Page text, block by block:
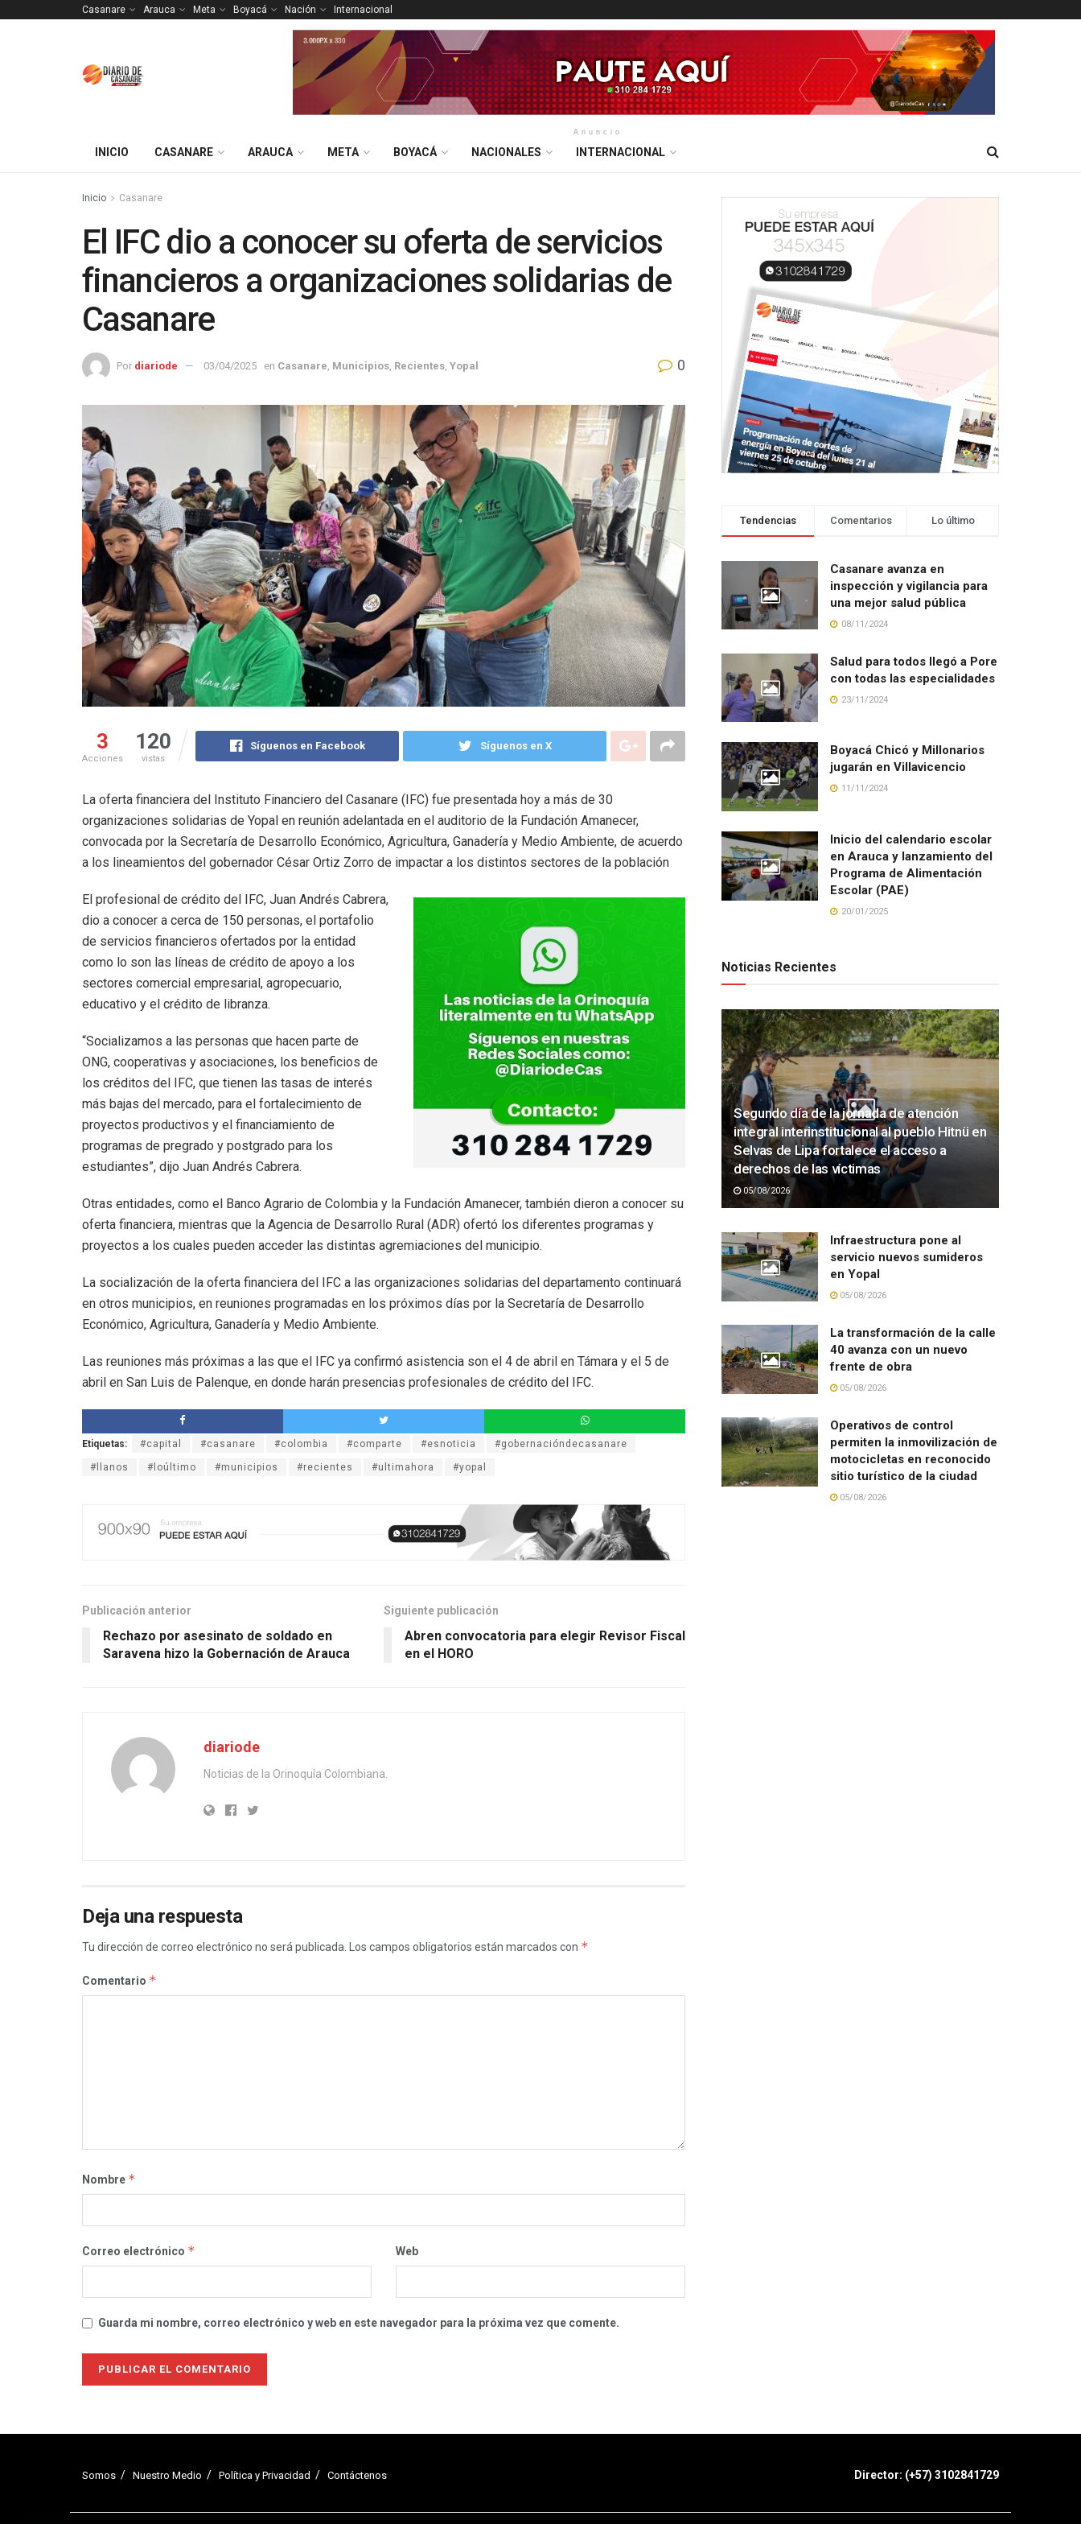
Casanare Arauca Meta Boyacá Nación Internacional
Anuncio
INICIO CASANARE ARAUCA META BOYACÁ NACIONALES INTERNACIONAL
Inicio Casanare
El IFC dio a conocer su oferta de servicios
financieros a organizaciones solidarias de
Casanare
Por diariode 03/04/2025 en Casanare Municipios Recientes Yopal 0
3
Acciones
120
vistas
Síguenos en Facebook Síguenos en X
La oferta financiera del Instituto Financiero del Casanare (IFC) fue presentada hoy a más de 30
organizaciones solidarias de Yopal en reunión adelantada en el auditorio de la Fundación Amanecer,
convocada por la Secretaría de Desarrollo Económico, Agricultura, Ganadería y Medio Ambiente, de acuerdo
a los lineamientos del gobernador César Ortiz Zorro de impactar a los distintos sectores de la población
El profesional de crédito del IFC, Juan Andrés Cabrera,
dio a conocer a cerca de 150 personas, el portafolio
de servicios financieros ofertados por la entidad
como lo son las líneas de crédito de apoyo a los
sectores comercial empresarial, agropecuario,
educativo y el crédito de libranza.
“Socializamos a las personas que hacen parte de
ONG, cooperativas y asociaciones, los beneficios de
los créditos del IFC, que tienen las tasas de interés
más bajas del mercado, para el fortalecimiento de
proyectos productivos y el financiamiento de
programas de pregrado y postgrado para los
estudiantes”, dijo Juan Andrés Cabrera.
Otras entidades, como el Banco Agrario de Colombia y la Fundación Amanecer, también dieron a conocer su
oferta financiera, mientras que la Agencia de Desarrollo Rural (ADR) ofertó los diferentes programas y
proyectos a los cuales pueden acceder las distintas agremiaciones del municipio.
La socialización de la oferta financiera del IFC a las organizaciones solidarias del departamento continuará
en otros municipios, en reuniones programadas en los próximos días por la Secretaría de Desarrollo
Económico, Agricultura, Ganadería y Medio Ambiente.
Las reuniones más próximas a las que el IFC ya confirmó asistencia son el 4 de abril en Támara y el 5 de
abril en San Luis de Palenque, en donde harán presencias profesionales de crédito del IFC.
Etiquetas: #capital #casanare #colombia #comparte #esnoticia #gobernacióndecasanare
#llanos #loúltimo #municipios #recientes #ultimahora #yopal
Publicación anterior
Rechazo por asesinato de soldado en
Saravena hizo la Gobernación de Arauca
Siguiente publicación
Abren convocatoria para elegir Revisor Fiscal
en el HORO
diariode
Noticias de la Orinoquía Colombiana.
Deja una respuesta
Tu dirección de correo electrónico no será publicada. Los campos obligatorios están marcados con *
Comentario *
Nombre *
Correo electrónico * Web
Guarda mi nombre, correo electrónico y web en este navegador para la próxima vez que comente.
Tendencias Comentarios Lo último
Casanare avanza en
inspección y vigilancia para
una mejor salud pública
08/11/2024
Salud para todos llegó a Pore
con todas las especialidades
23/11/2024
Boyacá Chicó y Millonarios
jugarán en Villavicencio
11/11/2024
Inicio del calendario escolar
en Arauca y lanzamiento del
Programa de Alimentación
Escolar (PAE)
20/01/2025
Noticias Recientes
Segundo día de la jornada de atención
integral interinstitucional al pueblo Hitnü en
Selvas de Lipa fortalece el acceso a
derechos de las víctimas
05/08/2026
Infraestructura pone al
servicio nuevos sumideros
en Yopal
05/08/2026
La transformación de la calle
40 avanza con un nuevo
frente de obra
05/08/2026
Operativos de control
permiten la inmovilización de
motocicletas en reconocido
sitio turístico de la ciudad
05/08/2026
Somos Nuestro Medio Política y Privacidad Contáctenos Director: (+57) 3102841729